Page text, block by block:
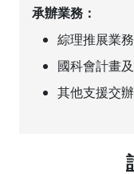
承辦業務：
綜理推展業務
國科會計畫
其他支援交